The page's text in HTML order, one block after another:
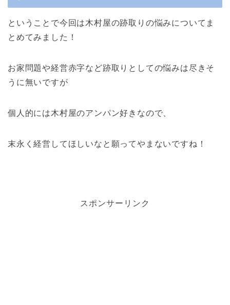
ということで今回は木村屋の跡取りの悩みについてま
とめてみました！
お家問題や経営赤字など跡取りとしての悩みは尽きそ
うに無いですが
個人的には木村屋のアンパン好きなので、
末永く経営してほしいなと願ってやまないですね！
スポンサーリンク